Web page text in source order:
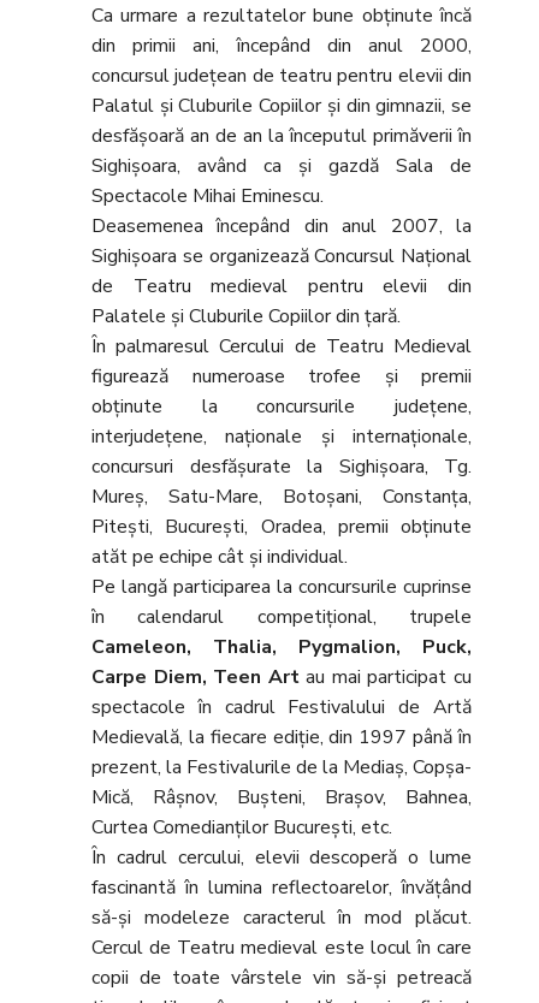
Ca urmare a rezultatelor bune obținute încă
din primii ani, începând din anul 2000,
concursul județean de teatru pentru elevii din
Palatul și Cluburile Copiilor și din gimnazii, se
desfășoară an de an la începutul primăverii în
Sighișoara, având ca și gazdă Sala de
Spectacole Mihai Eminescu.
Deasemenea începând din anul 2007, la
Sighișoara se organizează Concursul Național
de Teatru medieval pentru elevii din
Palatele și Cluburile Copiilor din țară.
În palmaresul Cercului de Teatru Medieval
figurează numeroase trofee și premii
obținute la concursurile județene,
interjudețene, naționale și internaționale,
concursuri desfășurate la Sighișoara, Tg.
Mureș, Satu-Mare, Botoșani, Constanța,
Pitești, București, Oradea, premii obținute
atăt pe echipe cât și individual.
Pe langă participarea la concursurile cuprinse
în calendarul competițional, trupele
Cameleon, Thalia, Pygmalion, Puck,
Carpe Diem, Teen Artau mai participat cu
spectacole în cadrul Festivalului de Artă
Medievală, la fiecare ediție, din 1997 până în
prezent, la Festivalurile de la Mediaș, Copșa-
Mică, Râșnov, Bușteni, Brașov, Bahnea,
Curtea Comedianților București, etc.
În cadrul cercului, elevii descoperă o lume
fascinantă în lumina reflectoarelor, învățând
să-și modeleze caracterul în mod plăcut.
Cercul de Teatru medieval este locul în care
copii de toate vârstele vin să-și petreacă